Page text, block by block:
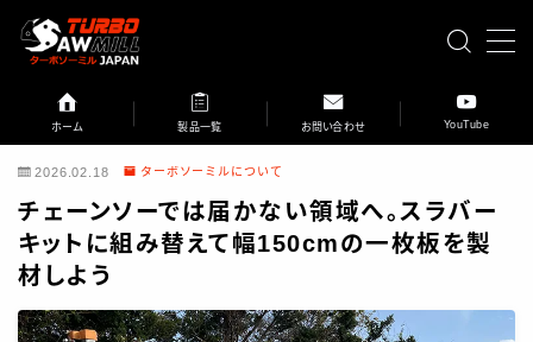
ターボソーミルとは
私たちの想い
ターボソーミルでできること
ホーム 製品一覧 お問い合わせ YouTube
2026.02.18 ターボソーミルについて
チェーンソーでは届かない領域へ。スラバー
キットに組み替えて幅150cmの一枚板を製
材しよう